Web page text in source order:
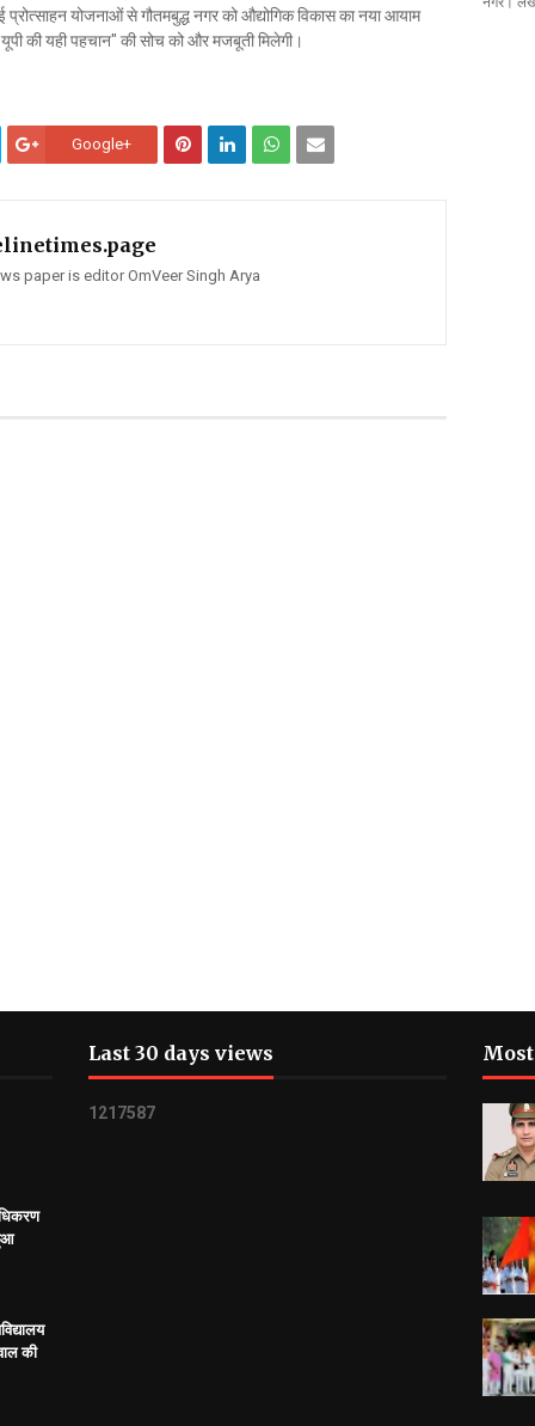
योजनाओं से गौतमबुद्ध नगर को औद्योगिक विकास का नया आयाम
की यही पहचान" की सोच को और मजबूती मिलेगी।
Google+
paper is editor OmVeer Singh Arya
की
Last 30 days views
1 21 7587